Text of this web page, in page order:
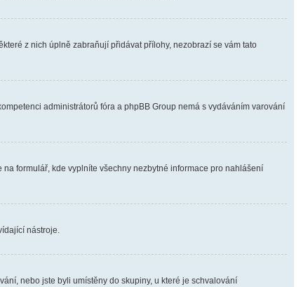
z nich úplně zabraňují přidávat přílohy, nezobrazí se vám tato
administrátorů fóra a phpBB Group nemá s vydáváním varování
formulář, kde vyplníte všechny nezbytné informace pro nahlášení
nástroje.
nebo jste byli umístěny do skupiny, u které je schvalování